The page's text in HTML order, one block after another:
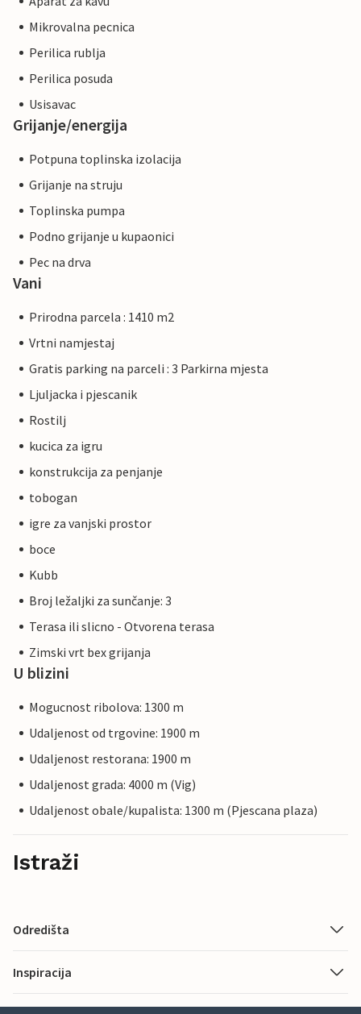
Mikrovalna pecnica
Perilica rublja
Perilica posuda
Usisavac
Grijanje/energija
Potpuna toplinska izolacija
Grijanje na struju
Toplinska pumpa
Podno grijanje u kupaonici
Pec na drva
Vani
Prirodna parcela : 1410 m2
Vrtni namjestaj
Gratis parking na parceli : 3 Parkirna mjesta
Ljuljacka i pjescanik
Rostilj
kucica za igru
konstrukcija za penjanje
tobogan
igre za vanjski prostor
boce
Kubb
Broj ležaljki za sunčanje: 3
Terasa ili slicno - Otvorena terasa
Zimski vrt bex grijanja
U blizini
Mogucnost ribolova: 1300 m
Udaljenost od trgovine: 1900 m
Udaljenost restorana: 1900 m
Udaljenost grada: 4000 m (Vig)
Udaljenost obale/kupalista: 1300 m (Pjescana plaza)
Istraži
Odredišta
Inspiracija